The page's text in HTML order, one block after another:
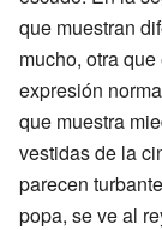
que muestran
mucho, otra
expresión
que muestra
vestidas de la
parecen
popa, se ve al